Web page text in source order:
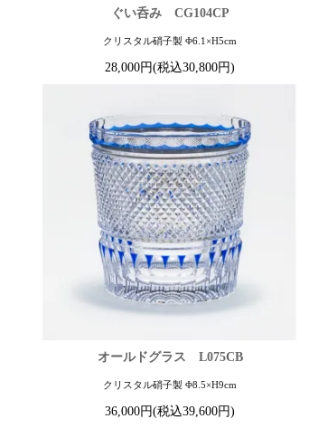
ぐい呑み CG104CP
クリスタル硝子製 Φ6.1×H5cm
28,000円(税込30,800円)
オールドグラス L075CB
クリスタル硝子製 Φ8.5×H9cm
36,000円(税込39,600円)